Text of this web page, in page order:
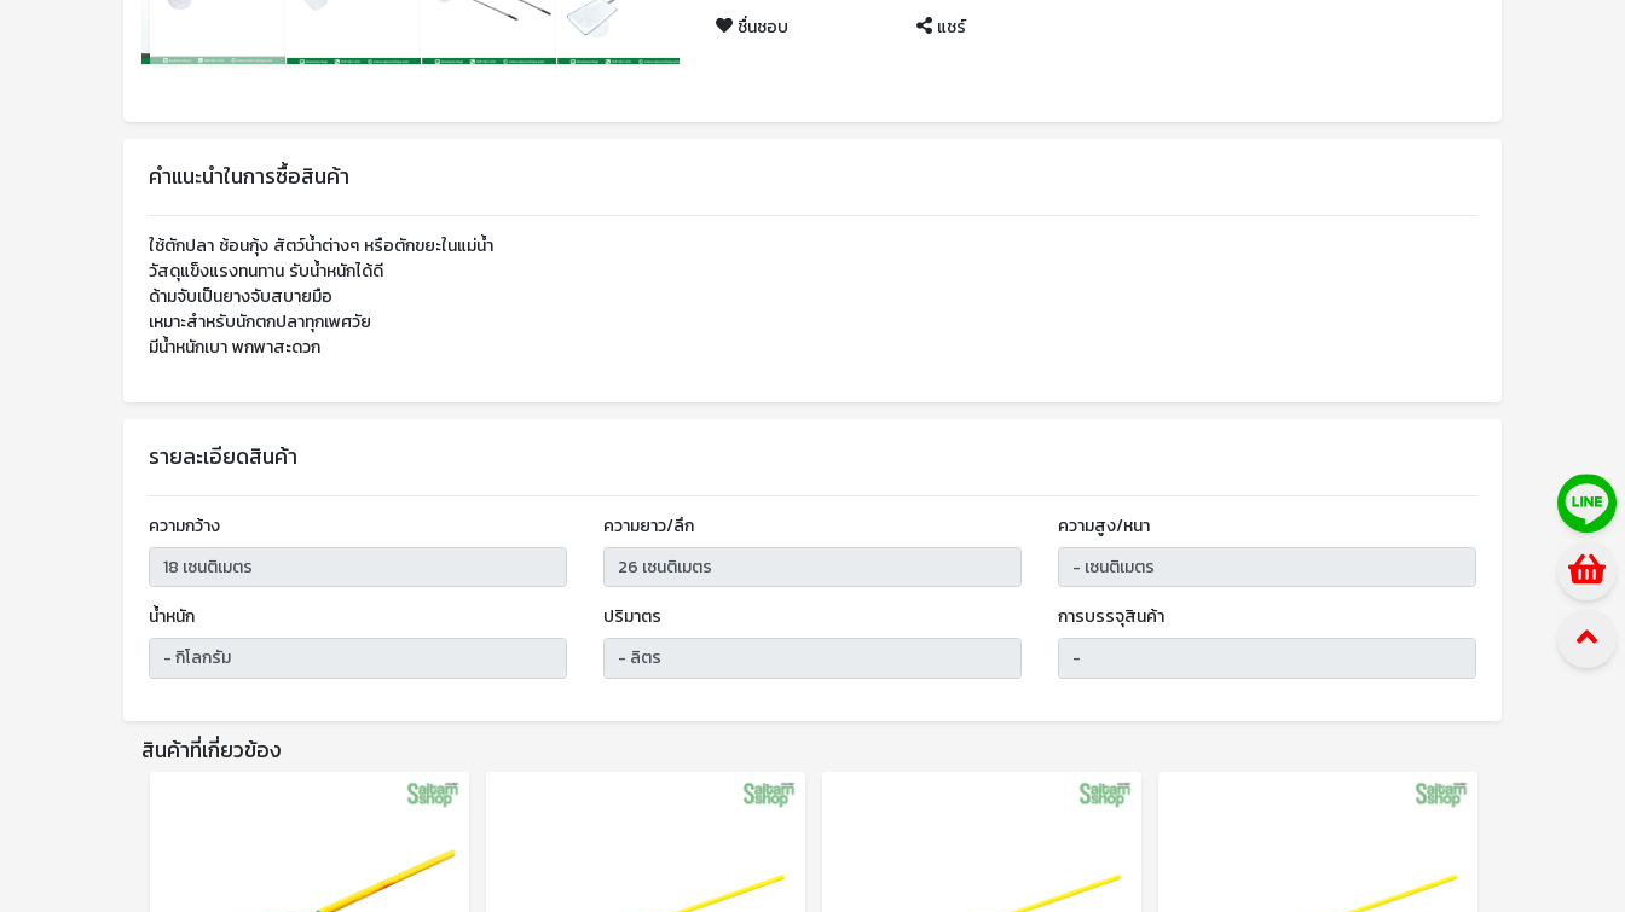
ชื่นชอบ แชร์
คำแนะนำในการซื้อสินค้า
ใช้ตักปลา ช้อนกุ้ง สัตว์น้ำต่างๆ หรือตักขยะในแม่น้ำ
วัสดุแข็งแรงทนทาน รับน้ำหนักได้ดี
ด้ามจับเป็นยางจับสบายมือ
เหมาะสำหรับนักตกปลาทุกเพศวัย
มีน้ำหนักเบา พกพาสะดวก
รายละเอียดสินค้า
ความกว้าง ความยาว/ลึก ความสูง/หนา
น้ำหนัก ปริมาตร การบรรจุสินค้า
สินค้าที่เกี่ยวข้อง